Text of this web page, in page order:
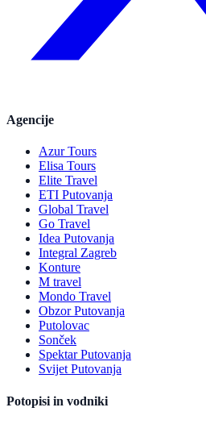
Agencije
Azur Tours
Elisa Tours
Elite Travel
ETI Putovanja
Global Travel
Go Travel
Idea Putovanja
Integral Zagreb
Konture
M travel
Mondo Travel
Obzor Putovanja
Putolovac
Sonček
Spektar Putovanja
Svijet Putovanja
Potopisi in vodniki